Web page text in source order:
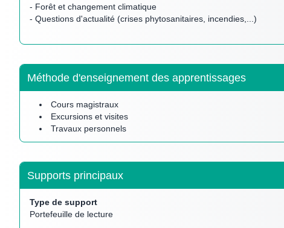
- Forêt et changement climatique
- Questions d'actualité (crises phytosanitaires, incendies,...)
Méthode d'enseignement des apprentissages
Cours magistraux
Excursions et visites
Travaux personnels
Supports principaux
Type de support
Portefeuille de lecture